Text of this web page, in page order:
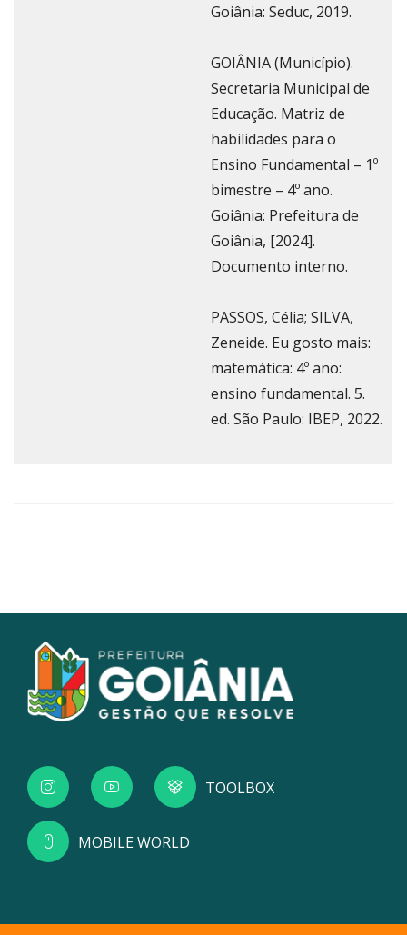
Goiânia: Seduc, 2019.
GOIÂNIA (Município).
Secretaria Municipal de
Educação. Matriz de
habilidades para o
Ensino Fundamental – 1º
bimestre – 4º ano.
Goiânia: Prefeitura de
Goiânia, [2024].
Documento interno.
PASSOS, Célia; SILVA,
Zeneide. Eu gosto mais:
matemática: 4º ano:
ensino fundamental. 5.
ed. São Paulo: IBEP, 2022.
TOOLBOX
MOBILE WORLD